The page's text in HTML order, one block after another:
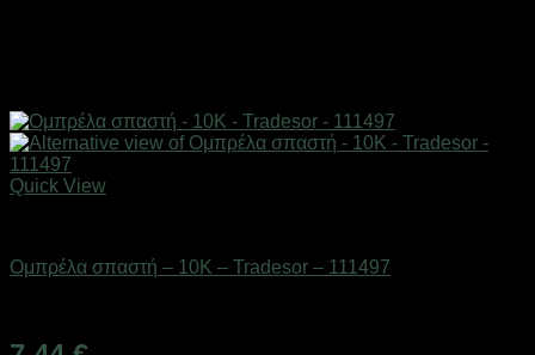
Quick View
Ομπρέλα σπαστή – 10K – Tradesor – 111497